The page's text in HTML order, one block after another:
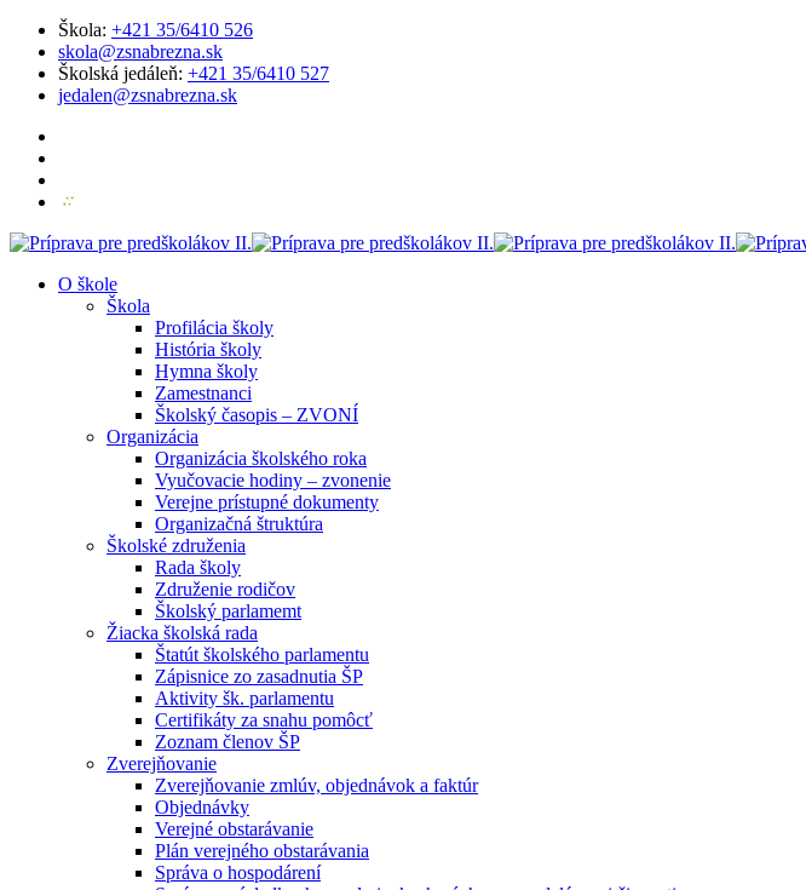
Škola: +421 35/6410 526
skola@zsnabrezna.sk
Školská jedáleň: +421 35/6410 527
jedalen@zsnabrezna.sk
O škole
Škola
Profilácia školy
História školy
Hymna školy
Zamestnanci
Školský časopis – ZVONÍ
Organizácia
Organizácia školského roka
Vyučovacie hodiny – zvonenie
Verejne prístupné dokumenty
Organizačná štruktúra
Školské združenia
Rada školy
Združenie rodičov
Školský parlamemt
Žiacka školská rada
Štatút školského parlamentu
Zápisnice zo zasadnutia ŠP
Aktivity šk. parlamentu
Certifikáty za snahu pomôcť
Zoznam členov ŠP
Zverejňovanie
Zverejňovanie zmlúv, objednávok a faktúr
Objednávky
Verejné obstarávanie
Plán verejného obstarávania
Správa o hospodárení